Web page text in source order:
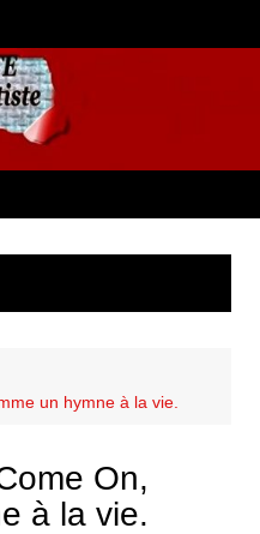
un hymne à la vie.
On,
à la vie.